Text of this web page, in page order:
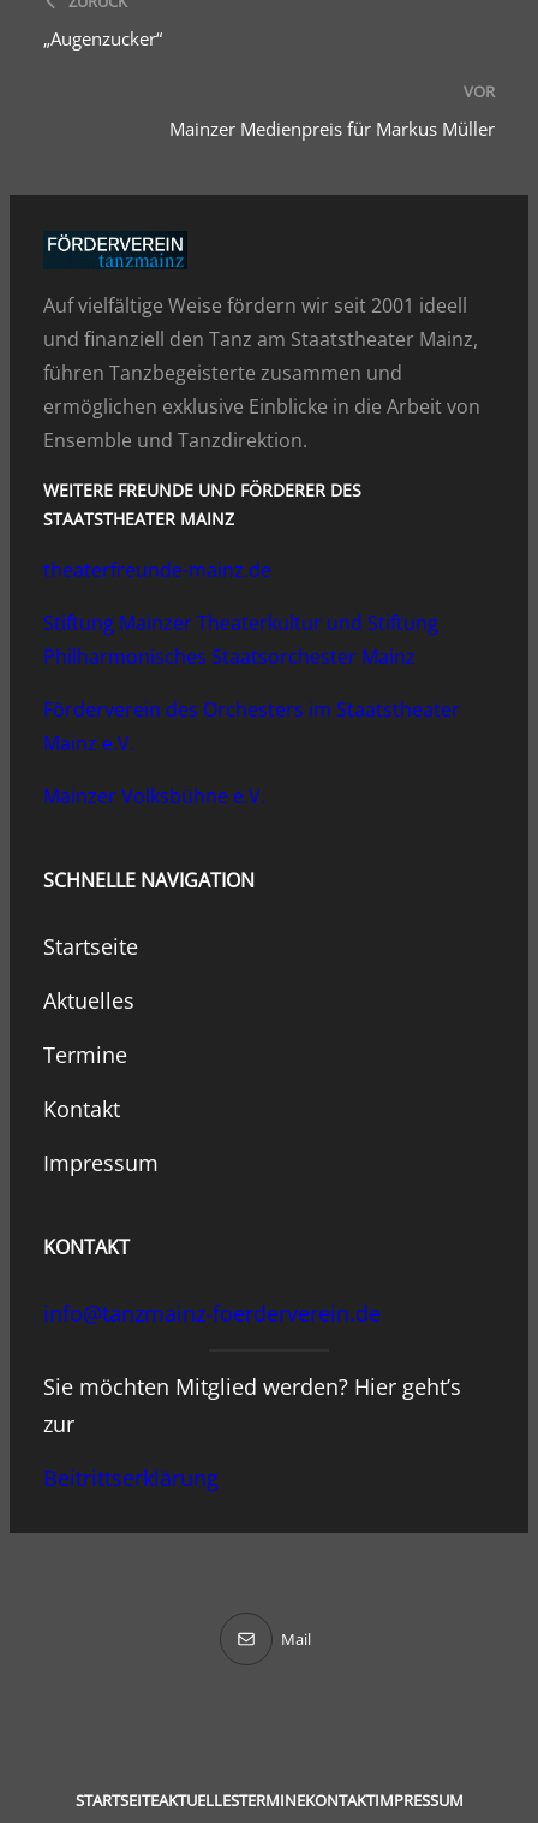
„Augenzucker“
VOR
Mainzer Medienpreis für Markus Müller
Auf vielfältige Weise fördern wir seit 2001 ideell
und finanziell den Tanz am Staatstheater Mainz,
führen Tanzbegeisterte zusammen und
ermöglichen exklusive Einblicke in die Arbeit von
Ensemble und Tanzdirektion.
WEITERE FREUNDE UND FÖRDERER DES
STAATSTHEATER MAINZ
theaterfreunde-mainz.de
Stiftung Mainzer Theaterkultur und Stiftung
Philharmonisches Staatsorchester Mainz
Förderverein des Orchesters im Staatstheater
Mainz e.V.
Mainzer Volksbühne e.V.
SCHNELLE NAVIGATION
Startseite
Aktuelles
Termine
Kontakt
Impressum
KONTAKT
info@tanzmainz-foerderverein.de
Sie möchten Mitglied werden? Hier geht’s
zur
Beitrittserklärung
Mail
STARTSEITEAKTUELLESTERMINEKONTAKTIMPRESSUM